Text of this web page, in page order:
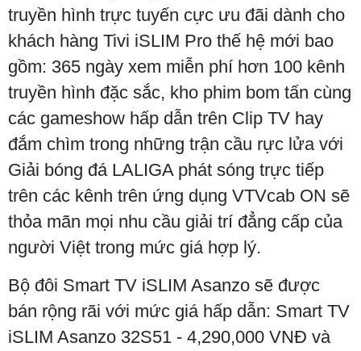
truyền hình trực tuyến cực ưu đãi dành cho
khách hàng Tivi iSLIM Pro thế hệ mới bao
gồm: 365 ngày xem miễn phí hơn 100 kênh
truyền hình đặc sắc, kho phim bom tấn cùng
các gameshow hấp dẫn trên Clip TV hay
đắm chìm trong những trận cầu rực lửa với
Giải bóng đá LALIGA phát sóng trực tiếp
trên các kênh trên ứng dụng VTVcab ON sẽ
thỏa mãn mọi nhu cầu giải trí đẳng cấp của
người Việt trong mức giá hợp lý.
Bộ đôi Smart TV iSLIM Asanzo sẽ được
bán rộng rãi với mức giá hấp dẫn: Smart TV
iSLIM Asanzo 32S51 - 4,290,000 VNĐ và